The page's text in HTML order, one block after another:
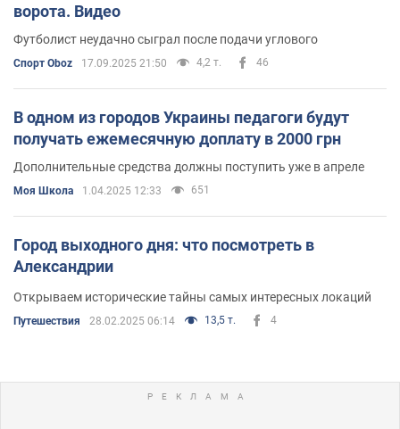
ворота. Видео
Футболист неудачно сыграл после подачи углового
Спорт Oboz 17.09.2025 21:50 4,2 т. 46
В одном из городов Украины педагоги будут
получать ежемесячную доплату в 2000 грн
Дополнительные средства должны поступить уже в апреле
Моя Школа 1.04.2025 12:33 651
Город выходного дня: что посмотреть в
Александрии
Открываем исторические тайны самых интересных локаций
Путешествия 28.02.2025 06:14 13,5 т. 4